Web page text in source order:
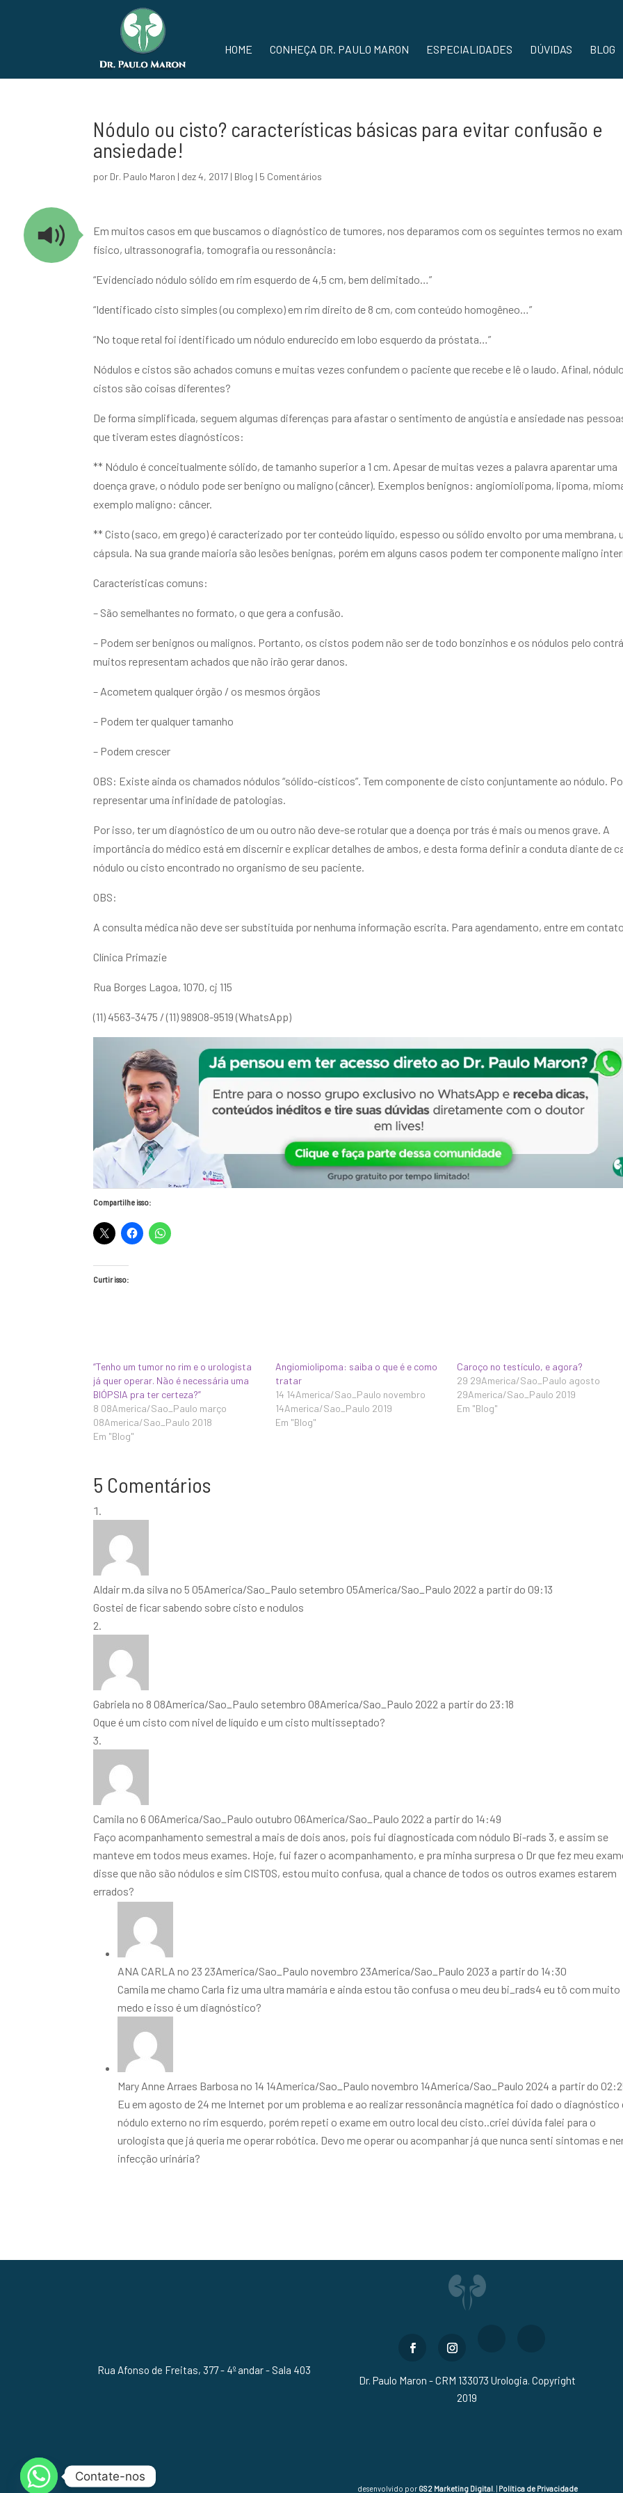
HOME CONHEÇA DR. PAULO MARON ESPECIALIDADES DÚVIDAS BLOG
Nódulo ou cisto? características básicas para evitar confusão e
ansiedade!
por Dr. Paulo Maron | dez 4, 2017 | Blog | 5 Comentários
Em muitos casos em que buscamos o diagnóstico de tumores, nos deparamos com os seguintes termos no
físico, ultrassonografia, tomografia ou ressonância:
“Evidenciado nódulo sólido em rim esquerdo de 4,5 cm, bem delimitado…”
“Identificado cisto simples (ou complexo) em rim direito de 8 cm, com conteúdo homogêneo…”
“No toque retal foi identificado um nódulo endurecido em lobo esquerdo da próstata…”
Nódulos e cistos são achados comuns e muitas vezes confundem o paciente que recebe e lê o laudo. Afinal,
cistos são coisas diferentes?
De forma simplificada, seguem algumas diferenças para afastar o sentimento de angústia e ansiedade nas
que tiveram estes diagnósticos:
** Nódulo é conceitualmente sólido, de tamanho superior a 1 cm. Apesar de muitas vezes a palavra aparentar uma
doença grave, o nódulo pode ser benigno ou maligno (câncer). Exemplos benignos: angiomiolipoma, lipoma,
exemplo maligno: câncer.
** Cisto (saco, em grego) é caracterizado por ter conteúdo líquido, espesso ou sólido envolto por uma membrana,
cápsula. Na sua grande maioria são lesões benignas, porém em alguns casos podem ter componente maligno
Características comuns:
– São semelhantes no formato, o que gera a confusão.
– Podem ser benignos ou malignos. Portanto, os cistos podem não ser de todo bonzinhos e os nódulos pelo
muitos representam achados que não irão gerar danos.
– Acometem qualquer órgão / os mesmos órgãos
– Podem ter qualquer tamanho
– Podem crescer
OBS: Existe ainda os chamados nódulos “sólido-císticos”. Tem componente de cisto conjuntamente ao nódulo.
representar uma infinidade de patologias.
Por isso, ter um diagnóstico de um ou outro não deve-se rotular que a doença por trás é mais ou menos grave. A
importância do médico está em discernir e explicar detalhes de ambos, e desta forma definir a conduta diante de
nódulo ou cisto encontrado no organismo de seu paciente.
OBS:
A consulta médica não deve ser substituída por nenhuma informação escrita. Para agendamento, entre em
Clínica Primazie
Rua Borges Lagoa, 1070, cj 115
(11) 4563-3475 / (11) 98908-9519 (WhatsApp)
Compartilhe isso:
Curtir isso:
“Tenho um tumor no rim e o urologista
já quer operar. Não é necessária uma
BIÓPSIA pra ter certeza?”
8 08America/Sao_Paulo março
08America/Sao_Paulo 2018
Em "Blog"
Angiomiolipoma: saiba o que é e como
tratar
14 14America/Sao_Paulo novembro
14America/Sao_Paulo 2019
Em "Blog"
Caroço no testículo, e agora?
29 29America/Sao_Paulo agosto
29America/Sao_Paulo 2019
Em "Blog"
5 Comentários
Aldair m.da silva no 5 05America/Sao_Paulo setembro 05America/Sao_Paulo 2022 a partir do 09:13
Gostei de ficar sabendo sobre cisto e nodulos
Gabriela no 8 08America/Sao_Paulo setembro 08America/Sao_Paulo 2022 a partir do 23:18
Oque é um cisto com nivel de líquido e um cisto multisseptado?
Camila no 6 06America/Sao_Paulo outubro 06America/Sao_Paulo 2022 a partir do 14:49
Faço acompanhamento semestral a mais de dois anos, pois fui diagnosticada com nódulo Bi-rads 3, e assim se
manteve em todos meus exames. Hoje, fui fazer o acompanhamento, e pra minha surpresa o Dr que fez meu
disse que não são nódulos e sim CISTOS, estou muito confusa, qual a chance de todos os outros exames estarem
errados?
ANA CARLA no 23 23America/Sao_Paulo novembro 23America/Sao_Paulo 2023 a partir do 14:30
Camila me chamo Carla fiz uma ultra mamária e ainda estou tão confusa o meu deu bi_rads4 eu tô com muito
medo e isso é um diagnóstico?
Mary Anne Arraes Barbosa no 14 14America/Sao_Paulo novembro 14America/Sao_Paulo 2024 a partir do
Eu em agosto de 24 me Internet por um problema e ao realizar ressonância magnética foi dado o diagnóstico
nódulo externo no rim esquerdo, porém repeti o exame em outro local deu cisto..criei dúvida falei para o
urologista que já queria me operar robótica. Devo me operar ou acompanhar já que nunca senti sintomas e
infecção urinária?
Rua Afonso de Freitas, 377 - 4º andar - Sala 403
Dr. Paulo Maron - CRM 133073 Urologia. Copyright
2019
desenvolvido por GS2 Marketing Digital. | Política de Privacidade
Contate-nos